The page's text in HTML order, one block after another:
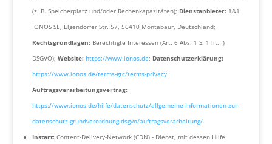
(z. B. Speicherplatz und/oder Rechenkapazitäten); Dienstanbieter:1&1
IONOS SE, Elgendorfer Str. 57, 56410 Montabaur, Deutschland;
Rechtsgrundlagen:Berechtigte Interessen (Art. 6 Abs. 1 S. 1 lit. f)
DSGVO); Website: https://www.ionos.de; Datenschutzerklärung:
https://www.ionos.de/terms-gtc/terms-privacy.
Auftragsverarbeitungsvertrag:
https://www.ionos.de/hilfe/datenschutz/allgemeine-informationen-zur-
datenschutz-grundverordnung-dsgvo/auftragsverarbeitung/.
Instart: Content-Delivery-Network (CDN) - Dienst, mit dessen Hilfe